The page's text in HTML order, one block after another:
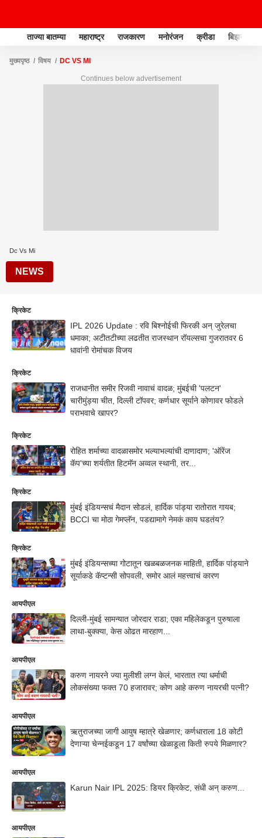
ताज्या बातम्या महाराष्ट्र राजकारण मनोरंजन क्रीडा बिझनेस
मुख्यपृष्ठ विषय DC VS MI
Continues below advertisement
Dc Vs Mi
NEWS
क्रिकेट
IPL 2026 Update : रवि बिश्नोईची फिरकी अन् जुरेलचा
धमाका; अटीतटीच्या लढतीत राजस्थान रॉयल्सचा गुजरातवर 6
धावांनी रोमांचक विजय
क्रिकेट
राजधानीत समीर रिजवी नावाचं वादळ; मुंबईची 'पलटन'
चारीमुंड्या चीत, दिल्ली टॉपवर; कर्णधार सूर्याने कोणावर फोडले
पराभवाचे खापर?
क्रिकेट
रोहित शर्माच्या वादळासमोर भल्याभल्यांची दाणादाण; 'ऑरेंज
कॅप'च्या शर्यतीत हिटमॅन अव्वल स्थानी, तर...
क्रिकेट
मुंबई इंडियन्सचं मैदान सोडलं, हार्दिक पांड्या रातोरात गायब;
BCCI चा मोठा गेमप्लॅन, पडद्यामागे नेमकं काय घडतंय?
क्रिकेट
मुंबई इंडियन्सच्या गोटातून खळबळजनक माहिती, हार्दिक पांड्याने
सूर्याकडे कॅप्टन्सी सोपवली, समोर आलं महत्त्वाचं कारण
आयपीएल
दिल्ली-मुंबई सामन्यात जोरदार राडा; एका महिलेकडून पुरुषाला
लाथा-बुक्क्या, केस ओढत मारहाण...
आयपीएल
करुण नायरने ज्या मुलीशी लग्न केलं, भारतात त्या धर्माची
लोकसंख्या फक्त 70 हजारावर; कोण आहे करुण नायरची पत्नी?
आयपीएल
ऋतुराजच्या जागी आयुष म्हात्रे खेळणार; कर्णधाराला 18 कोटी
देणाऱ्या चेन्नईकडून 17 वर्षांच्या खेळाडूला किती रुपये मिळणार?
आयपीएल
Karun Nair IPL 2025: डियर क्रिकेट, संधी अन् करुण...
आयपीएल